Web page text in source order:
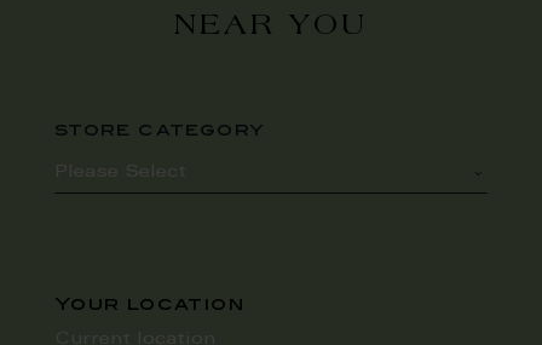
NEAR YOU
store category
Your location